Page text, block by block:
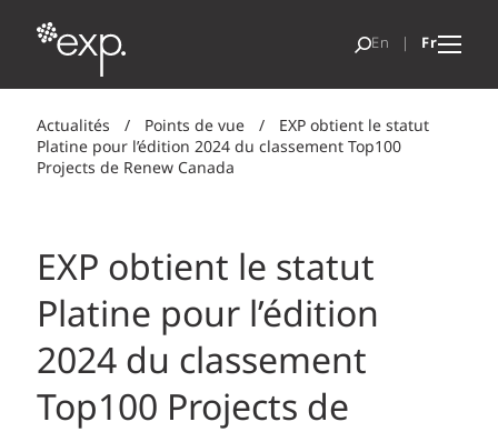
Actualités / Points de vue /
EXP obtient le statut
Platine pour l’édition 2024 du classement Top100
Projects de Renew Canada
EXP obtient le statut
Platine pour l’édition
2024 du classement
Top100 Projects de